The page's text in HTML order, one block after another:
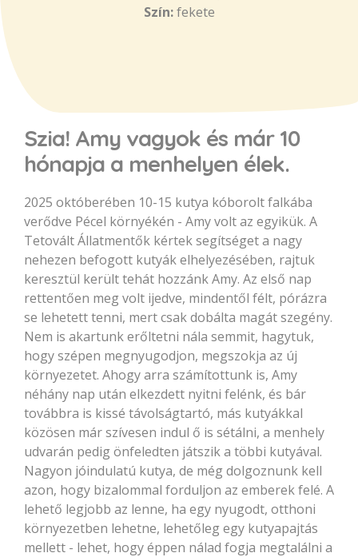
Szín:fekete
Szia! Amy vagyok és már 10
hónapja a menhelyen élek.
2025 októberében 10-15 kutya kóborolt falkába
verődve Pécel környékén - Amy volt az egyikük. A
Tetovált Állatmentők kértek segítséget a nagy
nehezen befogott kutyák elhelyezésében, rajtuk
keresztül került tehát hozzánk Amy. Az első nap
rettentően meg volt ijedve, mindentől félt, pórázra
se lehetett tenni, mert csak dobálta magát szegény.
Nem is akartunk erőltetni nála semmit, hagytuk,
hogy szépen megnyugodjon, megszokja az új
környezetet. Ahogy arra számítottunk is, Amy
néhány nap után elkezdett nyitni felénk, és bár
továbbra is kissé távolságtartó, más kutyákkal
közösen már szívesen indul ő is sétálni, a menhely
udvarán pedig önfeledten játszik a többi kutyával.
Nagyon jóindulatú kutya, de még dolgoznunk kell
azon, hogy bizalommal forduljon az emberek felé. A
lehető legjobb az lenne, ha egy nyugodt, otthoni
környezetben lehetne, lehetőleg egy kutyapajtás
mellett - lehet, hogy éppen nálad fogja megtalálni a